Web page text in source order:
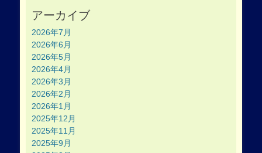
アーカイブ
2026年7月
2026年6月
2026年5月
2026年4月
2026年3月
2026年2月
2026年1月
2025年12月
2025年11月
2025年9月